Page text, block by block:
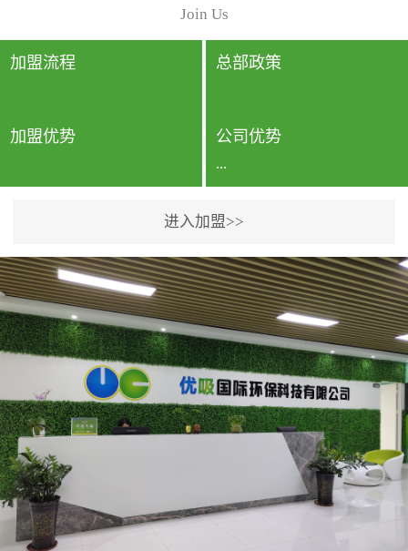
内空间都有整体消毒的需
要。因为空间内人流携带
的、空气...
法，空气采样量准确，检
测结果可靠，远胜于其他
检测...
Join Us
加盟流程 总部政策
加盟优势 公司优势
...
专利保护优势、双甲资质
企业（“室内环境净化治理
甲级施工资质”“室内环境
污染治理资质等级证
书”）、拥有多名高级《环
境工程高级工程师》室内
空气治理资格认证的治理
人员、掌握室内空气净化
治理实用技术和五项专利
技术、八项计算机软件著
作权登记证书等。研发实
进入加盟>>